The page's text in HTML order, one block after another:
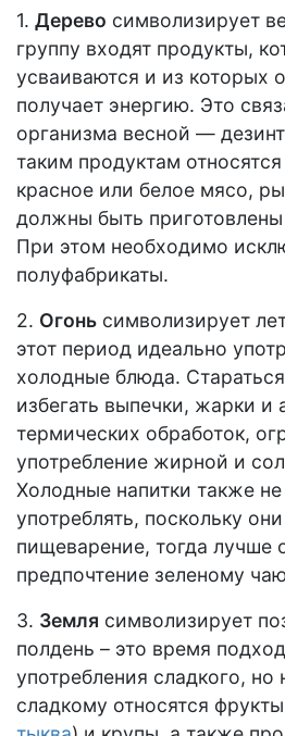
1. Дерево символизирует
группу входят продукты,
усваиваются и из которых
получает энергию. Это
организма весной —
таким продуктам
красное или белое мясо,
должны быть приготовлены
При этом необходимо
полуфабрикаты.
2. Огонь символизирует
этот период идеально
холодные блюда.
избегать выпечки, жарки и
термических обработок,
употребление жирной и
Холодные напитки также
употреблять, поскольку
пищеварение, тогда лучше
предпочтение зеленому
3. Земля символизирует
полдень – это время
употребления сладкого, но
сладкому относятся